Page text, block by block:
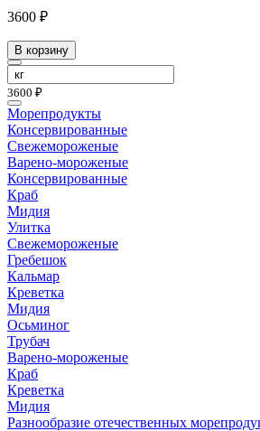
3600 ₽
В корзину
3600 ₽
Морепродукты
Консервированные
Свежемороженые
Варено-мороженые
Консервированные
Краб
Мидия
Улитка
Свежемороженые
Гребешок
Кальмар
Креветка
Мидия
Осьминог
Трубач
Варено-мороженые
Краб
Креветка
Мидия
Разнообразие отечественных